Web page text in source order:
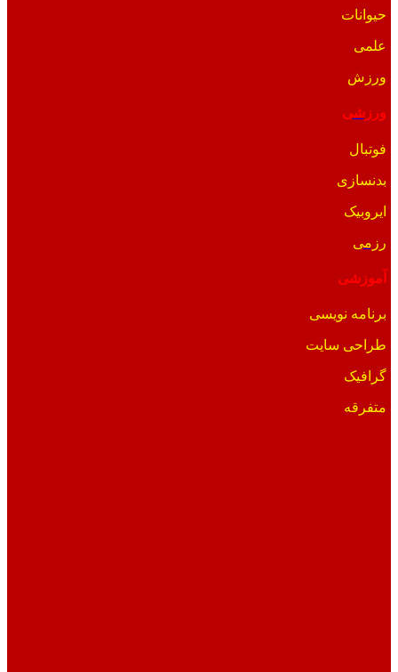
حیوانات
علمی
ورزش
ورزشی
فوتبال
بدنسازی
ایروبیک
رزمی
آموزشی
برنامه نویسی
طراحی سایت
گرافیک
متفرقه